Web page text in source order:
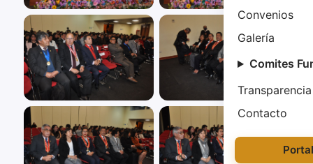
Convenios
Galería
Comites
Transparencia
Contacto